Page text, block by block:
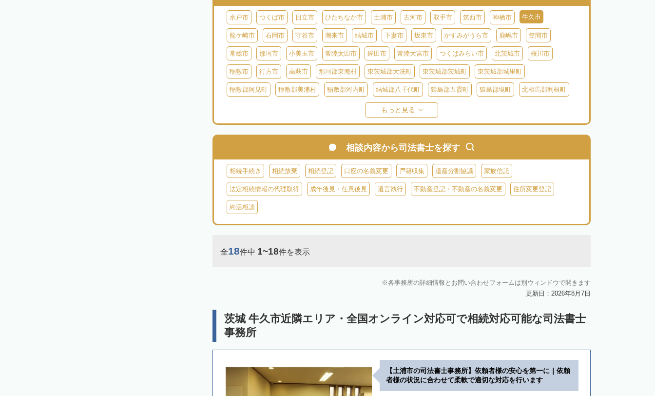
水戸市 つくば市 日立市 ひたちなか市 土浦市 古河市 取手市 筑西市 神栖市 牛久市
龍ケ崎市 石岡市 守谷市 潮来市 結城市 下妻市 坂東市 かすみがうら市 鹿嶋市 笠間市
常総市 那珂市 小美玉市 常陸太田市 鉾田市 常陸大宮市 つくばみらい市 北茨城市 桜川市
稲敷市 行方市 高萩市 那珂郡東海村 東茨城郡大洗町 東茨城郡茨城町 東茨城郡城里町
稲敷郡阿見町 稲敷郡美浦村 稲敷郡河内町 結城郡八千代町 猿島郡五霞町 猿島郡境町 北相馬郡利根町
もっと見る
相談内容から司法書士を探す
相続手続き 相続放棄 相続登記 口座の名義変更 戸籍収集 遺産分割協議 家族信託
法定相続情報の代理取得 成年後見・任意後見 遺言執行 不動産登記・不動産の名義変更 住所変更登記
終活相談
全18件中 1~18件を表示
各事務所の詳細情報とお問い合わせフォームは別ウィンドウで開きます
更新日：2026年8月7日
茨城 牛久市近隣エリア・全国オンライン対応可で相続対応可能な司法書士
事務所
【土浦市の司法書士事務所】依頼者様の安心を第一に｜依頼
者様の状況に合わせて柔軟で適切な対応を行います